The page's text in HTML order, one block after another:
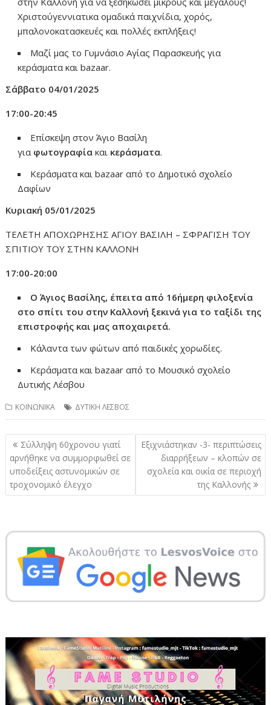
Χριστούγεννιατικα ομαδικά παιχνίδια, χορός,
μπαλονοκατασκευές και πολλές εκπλήξεις!
Μαζί μας το Γυμνάσιο Αγίας Παρασκευής για
κεράσματα και bazaar.
Σάββατο 04/01/2025
17:00-20:45
Επίσκεψη στον Άγιο Βασίλη
για φωτογραφία και κεράσματα.
Κεράσματα και bazaar από το Δημοτικό σχολείο
Δαφίων
Κυριακή 05/01/2025
ΤΕΛΕΤΗ ΑΠΟΧΩΡΗΣΗΣ ΑΓΙΟΥ ΒΑΣΙΛΗ – ΣΦΡΑΓΙΣΗ ΤΟΥ
ΣΠΙΤΙΟΥ ΤΟΥ ΣΤΗΝ ΚΑΛΛΟΝΗ
17:00-20:00
Ο Άγιος Βασίλης, έπειτα από 16ήμερη φιλοξενία
στο σπίτι του στην Καλλονή ξεκινά για το ταξίδι της
επιστροφής και μας αποχαιρετά.
Κάλαντα των φώτων από παιδικές χορωδίες.
Κεράσματα και bazaar από το Μουσικό σχολείο
Δυτικής Λέσβου
ΚΟΙΝΩΝΙΚΑ ΔΥΤΙΚΗ ΛΕΣΒΟΣ
Πλοήγηση
άρθρων
Σύλληψη 60χρονου γιατί
αρνήθηκε να συμμορφωθεί σε
υποδείξεις αστυνομικών σε
τροχονομικό έλεγχο
Εξιχνιάστηκαν -3- περιπτώσεις
διαρρήξεων – κλοπών σε
σχολεία και οικία σε περιοχή
της Καλλονής